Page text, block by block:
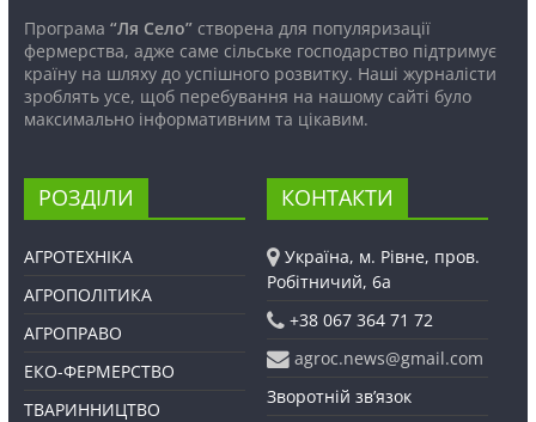
Програма “Ля Село”створена для популяризації
фермерства, адже саме сільське господарство підтримує
країну на шляху до успішного розвитку. Наші журналісти
зроблять усе, щоб перебування на нашому сайті було
максимально інформативним та цікавим.
РОЗДІЛИ
АГРОТЕХНІКА
АГРОПОЛІТИКА
АГРОПРАВО
ЕКО-ФЕРМЕРСТВО
ТВАРИННИЦТВО
КОНТАКТИ
Україна, м. Рівне, пров.
Робітничий, 6а
+38 067 364 71 72
agroc.news@gmail.com
Зворотній зв’язок